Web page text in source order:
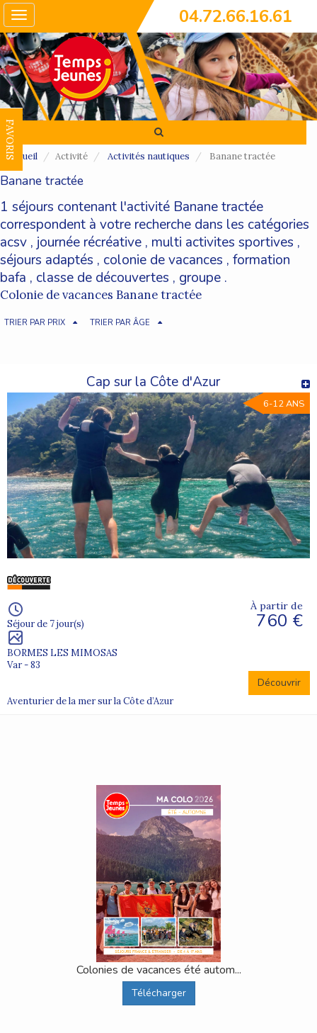
Toggle
navigation
04.72.66.16.61
FAVORIS
Accueil Activité Activités nautiques Banane tractée
Banane tractée
1 séjours contenant l'activité Banane tractée
correspondent à votre recherche dans les catégories
acsv , journée récréative , multi activites sportives ,
séjours adaptés , colonie de vacances , formation
bafa , classe de découvertes , groupe .
Colonie de vacances Banane tractée
TRIER PAR PRIX TRIER PAR ÂGE
Cap sur la Côte d'Azur
6-12 ANS
Séjour de 7 jour(s)
BORMES LES MIMOSAS
Var - 83
À partir de
760 €
Découvrir
Aventurier de la mer sur la Côte d’Azur
Colonies de vacances été autom...
Télécharger